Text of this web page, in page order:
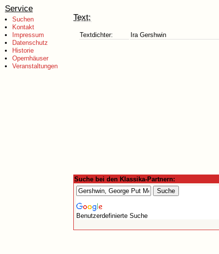
Service
Suchen
Kontakt
Impressum
Datenschutz
Historie
Opernhäuser
Veranstaltungen
Text:
Textdichter: Ira Gershwin
Suche bei den Klassika-Partnern:
Benutzerdefinierte Suche